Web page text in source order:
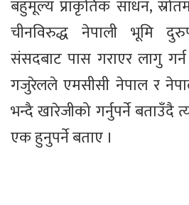
बहुमूल्य प्राकृतिक साधन,
चीनविरुद्ध नेपाली भूमि
संसदबाट पास गराएर लागु
गजुरेलले एमसीसी नेपाल र
भन्दै खारेजीको गर्नुपर्ने बताउँदै
एक हुनुपर्ने बताए ।